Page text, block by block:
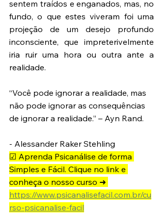
sentem traídos e enganados, mas, no
fundo, o que estes viveram foi uma
projeção de um desejo profundo
inconsciente, que impreterivelmente
iria ruir uma hora ou outra ante a
realidade.
“Você pode ignorar a realidade, mas
não pode ignorar as consequências
de ignorar a realidade.” – Ayn Rand.
- Alessander Raker Stehling
☑ Aprenda Psicanálise de forma
Simples e Fácil. Clique no link e
conheça o nosso curso ➜
https://www.psicanalisefacil.com.br/cu
rso-psicanalise-facil